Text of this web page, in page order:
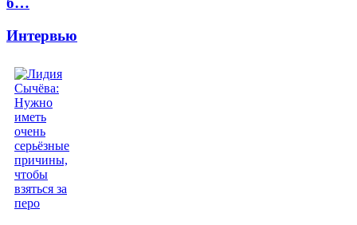
Интервью